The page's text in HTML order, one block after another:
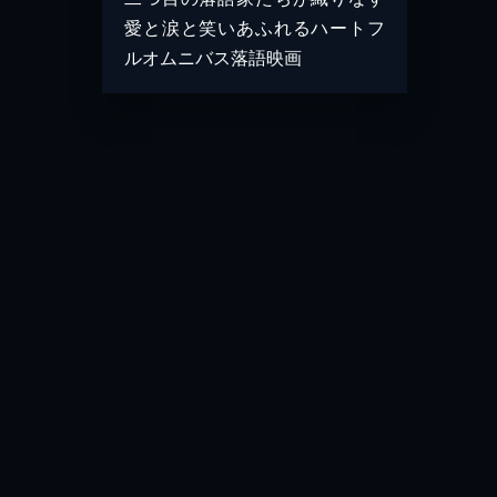
愛と涙と笑いあふれるハートフ
ルオムニバス落語映画